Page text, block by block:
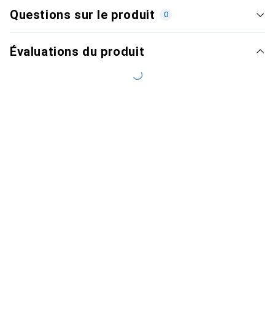
Questions sur le produit 0
Évaluations du produit